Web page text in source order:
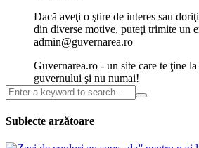
Dacă aveţi o ştire de interes sau
din diverse motive, puteţi trimite un
admin@guvernarea.ro
Guvernarea.ro - un site care te ţine
guvernului şi nu numai!
Subiecte arzătoare